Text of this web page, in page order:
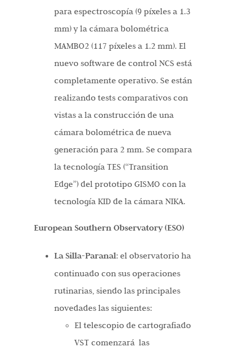
para espectroscopía (9 píxeles a 1.3
mm) y la cámara bolométrica
MAMBO2 (117 píxeles a 1.2 mm). El
nuevo software de control NCS está
completamente operativo. Se están
realizando tests comparativos con
vistas a la construcción de una
cámara bolométrica de nueva
generación para 2 mm. Se compara
la tecnología TES (“Transition
Edge”) del prototipo GISMO con la
tecnología KID de la cámara NIKA.
European Southern Observatory (ESO)
La Silla-Paranal: el observatorio ha
continuado con sus operaciones
rutinarias, siendo las principales
novedades las siguientes:
El telescopio de cartografiado
VST comenzará las